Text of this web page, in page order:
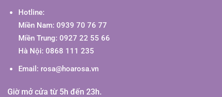
Hotline:
Miền Nam: 0939 70 76 77
Miền Trung: 0927 22 55 66
Hà Nội: 0868 111 235
Email: rosa@hoarosa.vn
Giờ mở cửa từ 5h đến 23h.